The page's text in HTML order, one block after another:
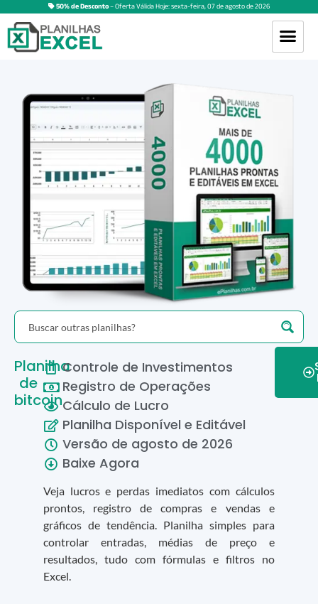
50% de Desconto– Oferta Válida Hoje:sexta-feira,07deagostode2026
Planilha
de
bitcoin
Controle de Investimentos
Registro de Operações
Cálculo de Lucro
Planilha Disponível e Editável
Versão de agosto de 2026
Baixe Agora
Veja lucros e perdas imediatos com cálculos
prontos, registro de compras e vendas e
gráficos de tendência. Planilha simples para
controlar entradas, médias de preço e
resultados, tudo com fórmulas e filtros no
Excel.